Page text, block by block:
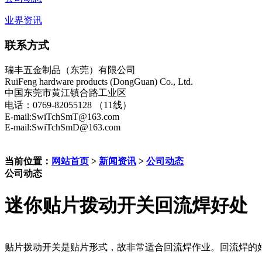
业界资讯
联系方式
瑞丰五金制品（东莞）有限公司
RuiFeng hardware products (DongGuan) Co., Ltd.
中国东莞市黄江镇合路工业区
电话：0769-82055128 （11线）
E-mail:SwiTchSmT@163.com
E-mail:SwiTchSmD@163.com
当前位置： 网站首页 > 新闻资讯 > 公司动态
公司动态
迷你贴片拨动开关回流焊好处
贴片拨动开关是贴片形式，故非常适合回流焊作业。回流焊的